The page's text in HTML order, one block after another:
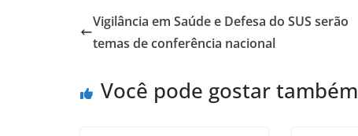
b
o
k
er e
Vigilância em Saúde e Defesa do SUS serão
temas de conferência nacional
Você pode gostar também